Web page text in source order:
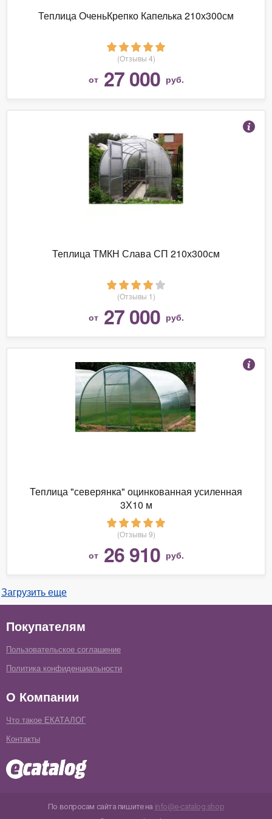
Теплица ОченьКрепко Капелька 210х300см
(Отзывы 4)
от 27 000 руб.
Теплица ТМКН Слава СП 210х300см
(Отзывы 1)
от 27 000 руб.
Теплица "северянка" оцинкованная усиленная
3Х10 м
(Отзывы 9)
от 26 910 руб.
Загрузить еще
Покупателям
Пользовательское соглашение
Политика конфиденциальности
О Компании
Что такое ЕКАТАЛОГ
Контакты
По вопросам сайта пишите на info@e-catalog.shop